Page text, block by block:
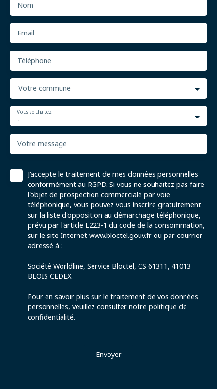
Nom
Email
Téléphone
Votre commune
-
Vous souhaitez
Votre message
J'accepte le traitement de mes données personnelles
conformément au RGPD. Si vous ne souhaitez pas faire
l'objet de prospection commerciale par voie
téléphonique, vous pouvez vous inscrire gratuitement
sur la liste d'opposition au démarchage téléphonique,
prévu par l'article L223-1 du code de la consommation,
sur le site Internet www.bloctel.gouv.fr ou par courrier
adressé à :
Société Worldline, Service Bloctel, CS 61311, 41013
BLOIS CEDEX.
Pour en savoir plus sur le traitement de vos données
personnelles, veuillez consulter notre politique de
confidentialité.
Envoyer